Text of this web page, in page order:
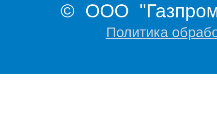
© ООО "Газпром
Политика